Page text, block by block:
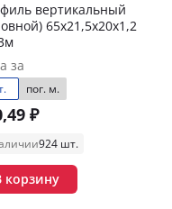
вертикальный
65х21,5х20х1,2
за
пог. м.
₽
924 шт.
корзину